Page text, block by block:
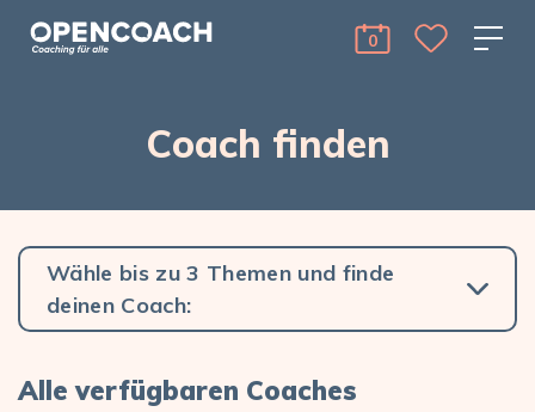
Open Coach
0
Coach finden
Wähle bis zu 3 Themen und finde
deinen Coach:
Alle verfügbaren Coaches